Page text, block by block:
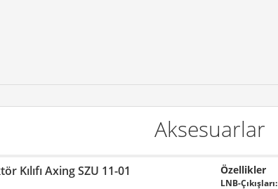
Aksesuarlar
Kılıfı Axing SZU 11-01 Özellikler
LNB-Çıkışları: